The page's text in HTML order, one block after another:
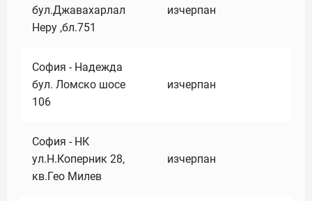
бул.Джавахарлал
Неру ,бл.751
изчерпан
София - Надежда
бул. Ломско шосе
106
изчерпан
София - НК
ул.Н.Коперник 28,
кв.Гео Милев
изчерпан